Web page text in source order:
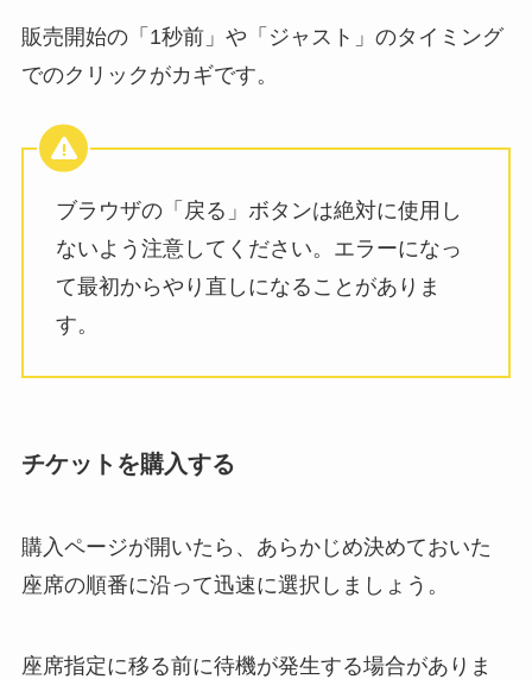
販売開始の「1秒前」や「ジャスト」のタイミング
でのクリックがカギです。
ブラウザの「戻る」ボタンは絶対に使用し
ないよう注意してください。エラーになっ
て最初からやり直しになることがありま
す。
チケットを購入する
購入ページが開いたら、あらかじめ決めておいた
座席の順番に沿って迅速に選択しましょう。
座席指定に移る前に待機が発生する場合がありま